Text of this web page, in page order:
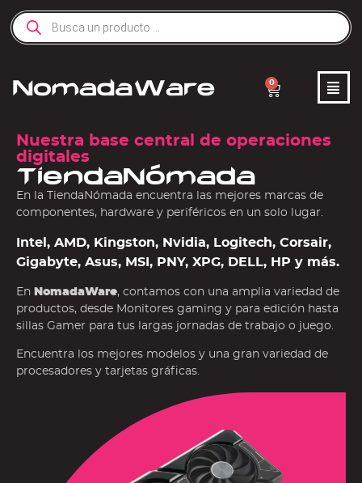
0
Nuestra base central de operaciones
digitales
TiendaNómada
En la TiendaNómada encuentra las mejores marcas de
componentes, hardware y periféricos en un solo lugar.
Intel, AMD, Kingston, Nvidia, Logitech, Corsair,
Gigabyte, Asus, MSI, PNY, XPG, DELL, HP y más.
En NomadaWare, contamos con una amplia variedad de
productos, desde Monitores gaming y para edición hasta
sillas Gamer para tus largas jornadas de trabajo o juego.
Encuentra los mejores modelos y una gran variedad de
procesadores y tarjetas gráficas.